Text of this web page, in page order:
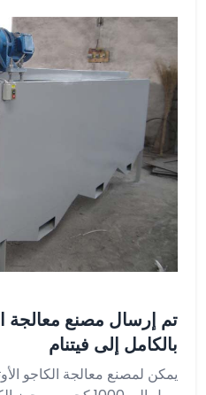
تم إرسال مصنع معالجة
بالكامل إلى فيتنام
يمكن لمصنع معالجة الكاجو